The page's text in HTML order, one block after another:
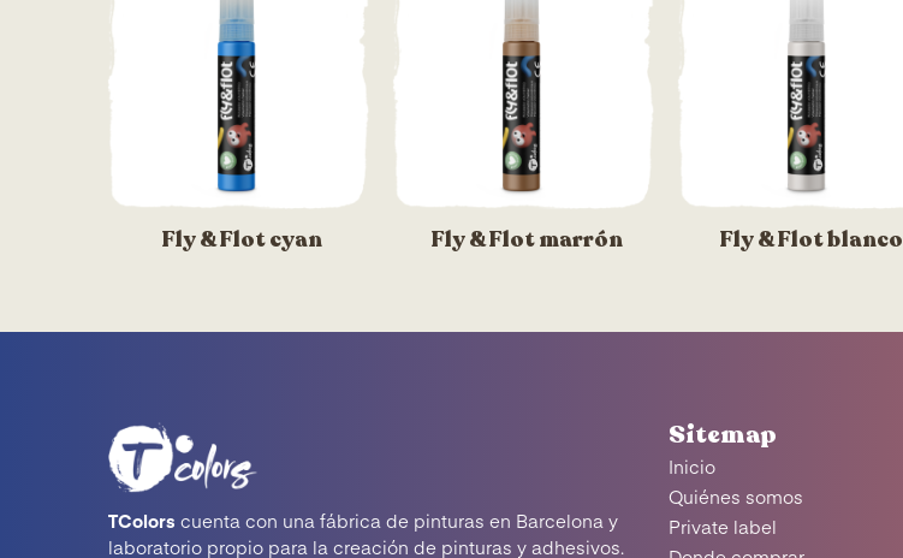
Fly & Flot cyan Fly & Flot marrón Fly & Flot blanco
TColors cuenta con una fábrica de pinturas en Barcelona y
laboratorio propio para la creación de pinturas y adhesivos.
Sitemap
Inicio
Quiénes somos
Private label